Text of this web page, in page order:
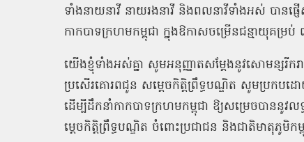
ទាំងនាយនាវី នាយរងនាវី និងពលនាវីទាំងអស់ បានផ្
កាកបាទក្រហមកម្ពុជា ក្នុងឱកាសចម្រើនជន្មាយុគម្រប់
យើងខ្ញុំទាំងអស់គ្នា សូមអនុញ្ញាតសម្តែងនូវសោមន្សរី
ប្រសើរគោរពជូន សម្តេចកិត្តិព្រឹទ្ធបណ្ឌិត សូមប្រកបដ
ដើម្បីដឹកនាំកាកបាទក្រហមកម្ពុជា ឱ្យសម្រេចបាននូវលទ្
ម្តេចកិត្តិព្រឹទ្ធបណ្ឌិត ចំពោះប្រជាជន និងជាតិមាតុភូមិកម្